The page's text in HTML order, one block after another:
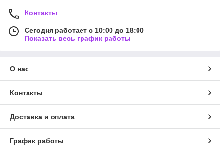
Контакты
Сегодня работает с 10:00 до 18:00
Показать весь график работы
О нас
Контакты
Доставка и оплата
График работы